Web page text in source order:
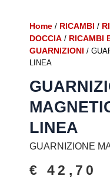
Home / RICAMBI /
DOCCIA / RICAMBI
GUARNIZIONI /
LINEA
LINEA
GUARNIZIONE
€ 42,70